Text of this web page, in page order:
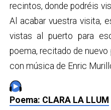
recintos, donde podréis
Al acabar vuestra visita,
vistas al puerto para
poema, recitado de nuevo
con música de Enric
Poema: CLARA LA LLUM